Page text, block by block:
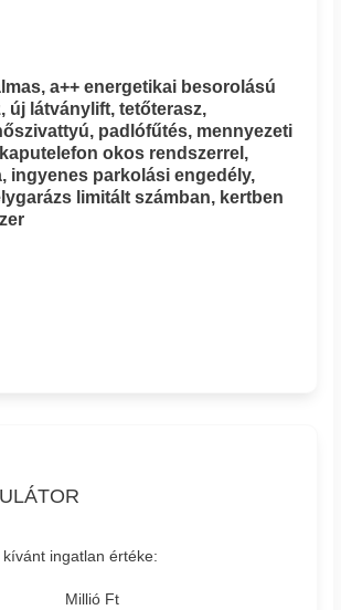
ingatlan értéke:
Millió Ft
a++ energetikai besorolású
új látványlift, tetőterasz,
padlófűtés, mennyezeti
okos rendszerrel,
ingyenes parkolási engedély,
limitált számban, kertben